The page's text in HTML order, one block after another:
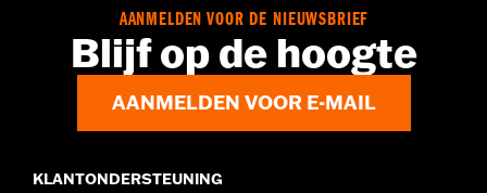
AANMELDEN VOOR DE NIEUWSBRIEF
Blijf op de hoogte
AANMELDEN VOOR E-MAIL
KLANTONDERSTEUNING